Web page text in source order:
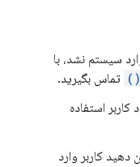
نشد، با
تماس بگیرید.
استفاده
کاربر وارد